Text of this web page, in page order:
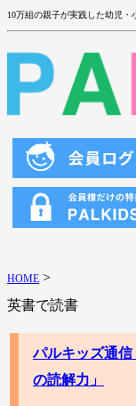
10万組の親子が実践した幼児・
HOME >
英書で読書
パルキッズ通信
の読解力」